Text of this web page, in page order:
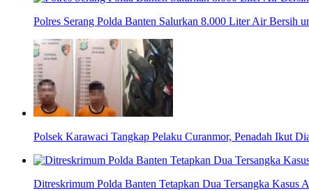
Polres Serang Polda Banten Salurkan 8.000 Liter Air Bersih
Polsek Karawaci Tangkap Pelaku Curanmor, Penadah Ikut
Ditreskrimum Polda Banten Tetapkan Dua Tersangka Kasus